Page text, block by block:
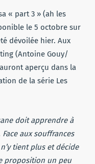
« part 3 » (ah les
le 5 octobre sur
dévoilée hier. Aux
(Antoine Gouy/
aperçu dans la
de la série Les
doit apprendre à
aux souffrances
tient plus et décide
proposition un peu